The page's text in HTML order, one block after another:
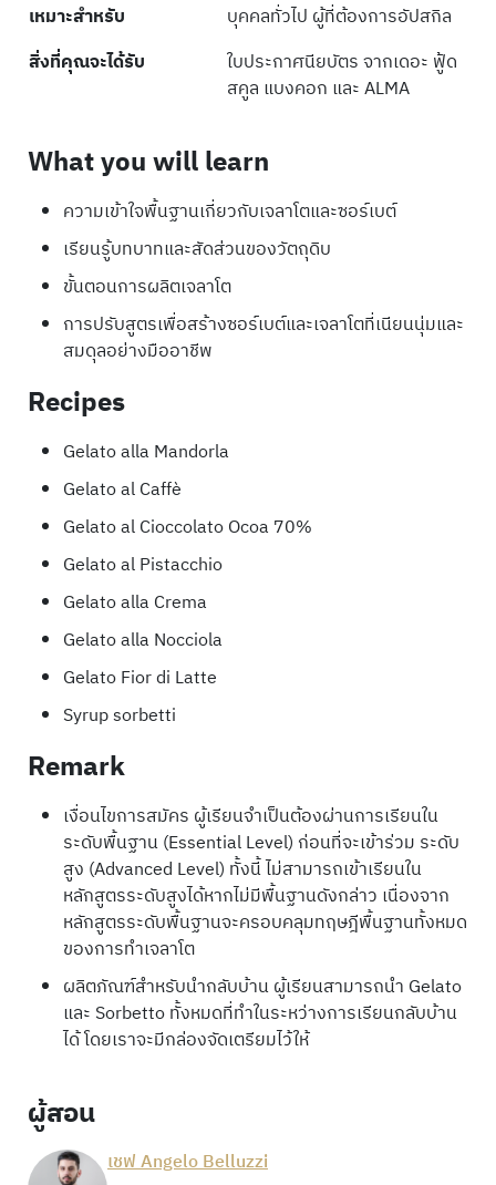
เหมาะสำหรับ
บุคคลทั่วไป ผู้ที่ต้องการอัปสกิล
สิ่งที่คุณจะได้รับ
ใบประกาศนียบัตร จากเดอะ ฟู้ด
สคูล แบงคอก และ ALMA
What you will learn
ความเข้าใจพื้นฐานเกี่ยวกับเจลาโตและซอร์เบต์
เรียนรู้บทบาทและสัดส่วนของวัตถุดิบ
ขั้นตอนการผลิตเจลาโต
การปรับสูตรเพื่อสร้างซอร์เบต์และเจลาโตที่เนียนนุ่มและ
สมดุลอย่างมืออาชีพ
Recipes
Gelato alla Mandorla
Gelato al Caffè
Gelato al Cioccolato Ocoa 70%
Gelato al Pistacchio
Gelato alla Crema
Gelato alla Nocciola
Gelato Fior di Latte
Syrup sorbetti
Remark
เงื่อนไขการสมัคร ผู้เรียนจำเป็นต้องผ่านการเรียนใน
ระดับพื้นฐาน (Essential Level) ก่อนที่จะเข้าร่วม ระดับ
สูง (Advanced Level) ทั้งนี้ ไม่สามารถเข้าเรียนใน
หลักสูตรระดับสูงได้หากไม่มีพื้นฐานดังกล่าว เนื่องจาก
หลักสูตรระดับพื้นฐานจะครอบคลุมทฤษฎีพื้นฐานทั้งหมด
ของการทำเจลาโต
ผลิตภัณฑ์สำหรับนำกลับบ้าน ผู้เรียนสามารถนำ Gelato
และ Sorbetto ทั้งหมดที่ทำในระหว่างการเรียนกลับบ้าน
ได้ โดยเราจะมีกล่องจัดเตรียมไว้ให้
ผู้สอน
เชฟ Angelo Belluzzi